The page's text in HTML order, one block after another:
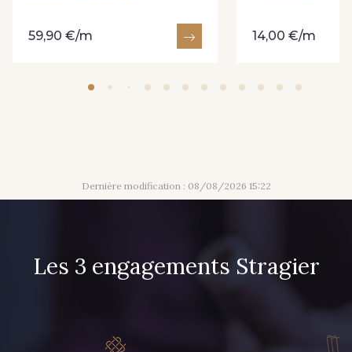
59,90 €/m 14,00 €/m
Dernière modification : 08/08/2026 15:22
Les 3 engagements Stragier